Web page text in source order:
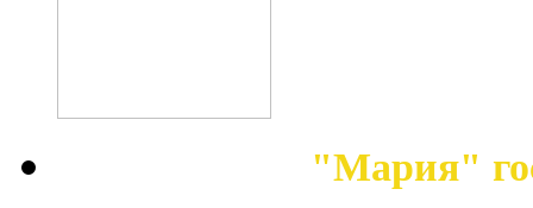
"Мария"